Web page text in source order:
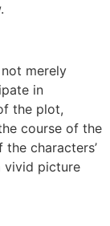
merely
in
the plot,
course of the
characters’
vivid picture